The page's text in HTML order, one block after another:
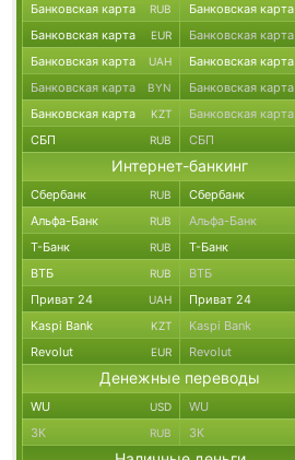
Банковская карта RUB Банковская карта
Банковская карта EUR Банковская карта
Банковская карта UAH Банковская карта
Банковская карта BYN Банковская карта
Банковская карта KZT Банковская карта
СБП RUB СБП
Интернет-банкинг
Сбербанк RUB Сбербанк
Альфа-Банк RUB Альфа-Банк
Т-Банк RUB Т-Банк
ВТБ RUB ВТБ
Приват 24 UAH Приват 24
Kaspi Bank KZT Kaspi Bank
Revolut EUR Revolut
Денежные переводы
WU USD WU
ЗК RUB ЗК